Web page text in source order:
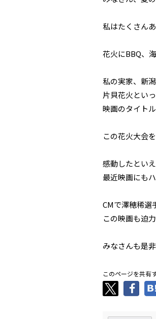
私はたくさん
花火にBBQ、
私の実家、新
片貝花火とい
映画のタイト
この花火大会
感動したといえ
最近映画にも
CMで澤穂稀
この映画も迫
みなさんも是
このページを共有